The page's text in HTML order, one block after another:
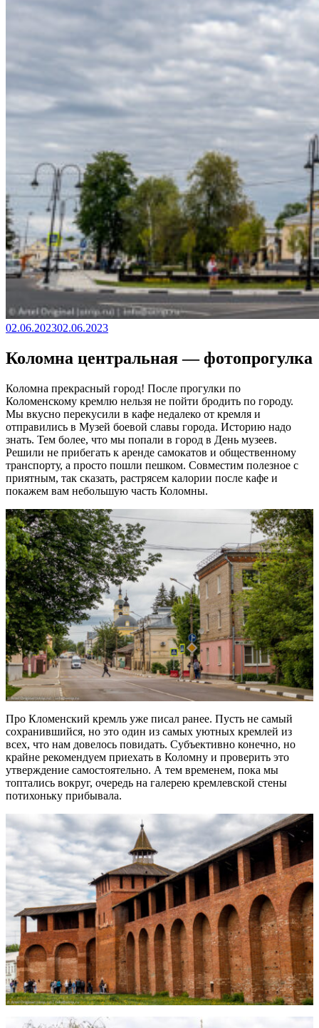
Опубликовано
02.06.202302.06.2023
Коломна центральная — фотопрогулка
Коломна прекрасный город! После прогулки по
Коломенскому кремлю нельзя не пойти бродить по городу.
Мы вкусно перекусили в кафе недалеко от кремля и
отправились в Музей боевой славы города. Историю надо
знать. Тем более, что мы попали в город в День музеев.
Решили не прибегать к аренде самокатов и общественному
транспорту, а просто пошли пешком. Совместим полезное с
приятным, так сказать, растрясем калории после кафе и
покажем вам небольшую часть Коломны.
Про Кломенский кремль уже писал ранее. Пусть не самый
сохранившийся, но это один из самых уютных кремлей из
всех, что нам довелось повидать. Субъективно конечно, но
крайне рекомендуем приехать в Коломну и проверить это
утверждение самостоятельно. А тем временем, пока мы
топтались вокруг, очередь на галерею кремлевской стены
потихоньку прибывала.